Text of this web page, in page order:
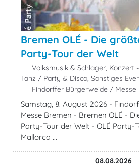
Bremen OLÉ - Die
Party-Tour der Welt
Volksmusik & Schlager, Konzert
Tanz / Party & Disco, Sonstiges
Findorffer Bürgerweide / Messe
Samstag, 8. August 2026 -
Messe Bremen - Bremen OLÉ -
Party-Tour der Welt - OLÉ Party-
Mallorca ...
08.08.2026